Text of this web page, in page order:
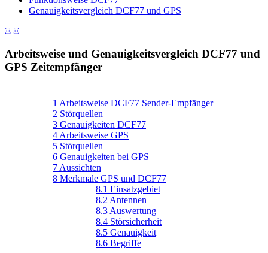
Genauigkeitsvergleich DCF77 und GPS
Ξ Ξ
Arbeitsweise und Genauigkeitsvergleich DCF77 und
GPS Zeitempfänger
1 Arbeitsweise DCF77 Sender-Empfänger
2 Störquellen
3 Genauigkeiten DCF77
4 Arbeitsweise GPS
5 Störquellen
6 Genauigkeiten bei GPS
7 Aussichten
8 Merkmale GPS und DCF77
8.1 Einsatzgebiet
8.2 Antennen
8.3 Auswertung
8.4 Störsicherheit
8.5 Genauigkeit
8.6 Begriffe